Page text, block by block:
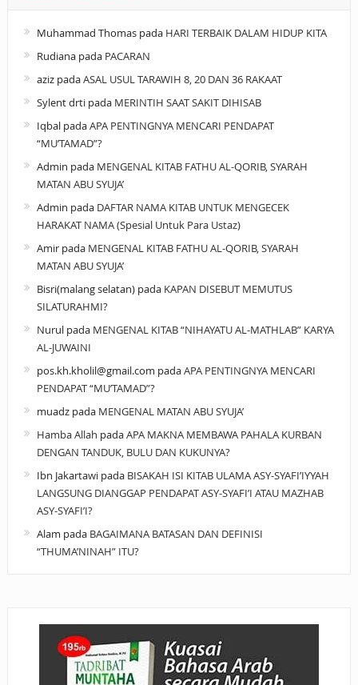
Muhammad Thomaspada HARI TERBAIK DALAM HIDUP KITA
Rudianapada PACARAN
azizpadaASAL USUL TARAWIH 8, 20 DAN 36 RAKAAT
Sylent drtipada MERINTIH SAAT SAKIT DIHISAB
IqbalpadaAPA PENTINGNYA MENCARI PENDAPAT
“MU’TAMAD”?
Admin pada MENGENAL KITAB FATHU AL-QORIB, SYARAH
MATAN ABU SYUJA’
Admin pada DAFTAR NAMA KITAB UNTUK MENGECEK
HARAKAT NAMA (Spesial Untuk Para Ustaz)
Amirpada MENGENAL KITAB FATHU AL-QORIB, SYARAH
MATAN ABU SYUJA’
Bisri(malang selatan)pada KAPAN DISEBUT MEMUTUS
SILATURAHMI?
Nurulpada MENGENAL KITAB “NIHAYATU AL-MATHLAB” KARYA
AL-JUWAINI
pos.kh.kholil@gmail.com padaAPA PENTINGNYA MENCARI
PENDAPAT “MU’TAMAD”?
muadzpada MENGENAL MATAN ABU SYUJA’
Hamba Allah padaAPA MAKNA MEMBAWA PAHALA KURBAN
DENGAN TANDUK, BULU DAN KUKUNYA?
Ibn Jakartawipada BISAKAH ISI KITAB ULAMA ASY-SYAFI’IYYAH
LANGSUNG DIANGGAP PENDAPAT ASY-SYAFI’I ATAU MAZHAB
ASY-SYAFI’I?
Alam pada BAGAIMANA BATASAN DAN DEFINISI
“THUMA’NINAH” ITU?